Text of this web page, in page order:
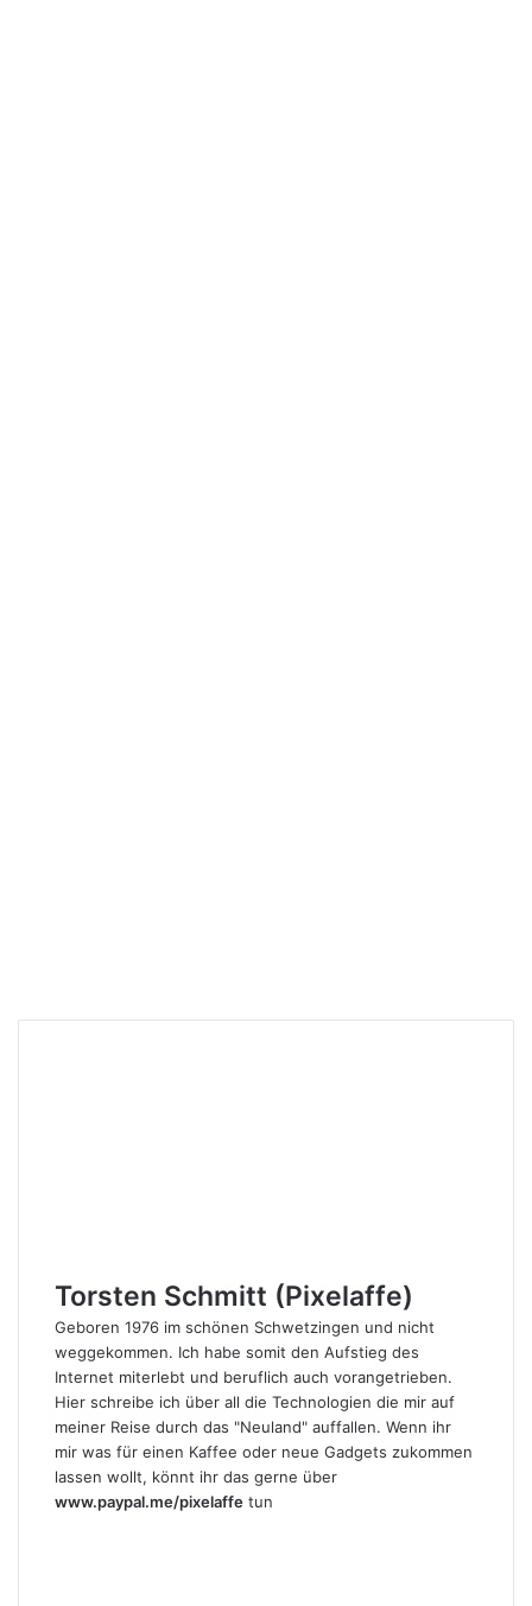
Torsten Schmitt (Pixelaffe)
Geboren 1976 im schönen Schwetzingen und nicht
weggekommen. Ich habe somit den Aufstieg des
Internet miterlebt und beruflich auch vorangetrieben.
Hier schreibe ich über all die Technologien die mir auf
meiner Reise durch das "Neuland" auffallen. Wenn ihr
mir was für einen Kaffee oder neue Gadgets zukommen
lassen wollt, könnt ihr das gerne über
www.paypal.me/pixelaffe tun